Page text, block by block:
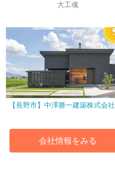
大工魂
【長野市】中澤勝一建築株式会社
会社情報をみる